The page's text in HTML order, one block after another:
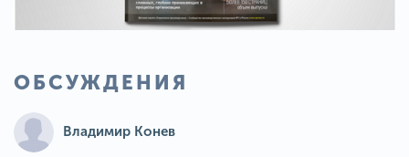
ОБСУЖДЕНИЯ
Владимир Конев